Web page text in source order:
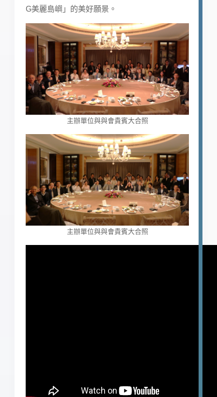
G美麗島嶼」的美好願景。
主辦單位與與會貴賓大合照
主辦單位與與會貴賓大合照